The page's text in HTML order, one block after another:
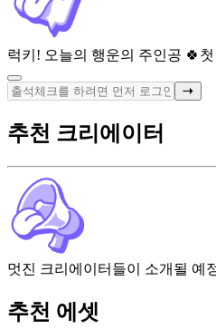
럭키! 오늘의 행운의 주인공 🍀
추천 크리에이터
멋진 크리에이터들이 소개될 예
추천 에셋